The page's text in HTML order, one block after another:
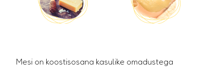
Mesi on koostisosana kasulike omadustega